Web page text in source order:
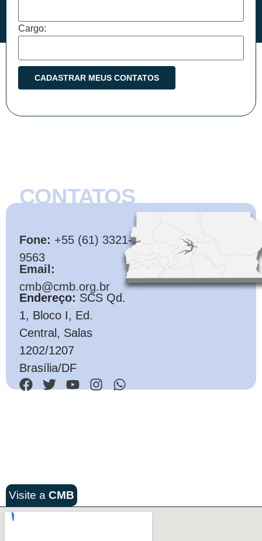
Cargo:
CONTATOS
Fone: +55 (61) 3321-
9563
Email:
cmb@cmb.org.br
Endereço: SCS Qd.
1, Bloco I, Ed.
Central, Salas
1202/1207
Brasília/DF
Visite a CMB